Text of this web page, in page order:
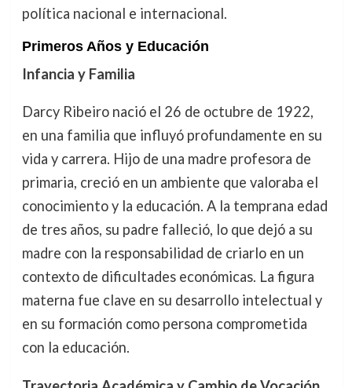
política nacional e internacional.
Primeros Años y Educación
Infancia y Familia
Darcy Ribeiro nació el 26 de octubre de 1922,
en una familia que influyó profundamente en su
vida y carrera. Hijo de una madre profesora de
primaria, creció en un ambiente que valoraba el
conocimiento y la educación. A la temprana edad
de tres años, su padre falleció, lo que dejó a su
madre con la responsabilidad de criarlo en un
contexto de dificultades económicas. La figura
materna fue clave en su desarrollo intelectual y
en su formación como persona comprometida
con la educación.